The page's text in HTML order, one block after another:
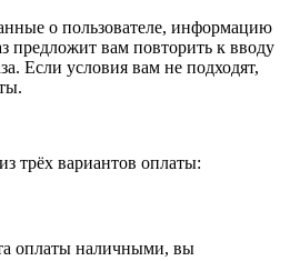
о пользователе, информацию
предложит вам повторить к вводу
Если условия вам не подходят,
трёх вариантов оплаты:
оплаты наличными, вы